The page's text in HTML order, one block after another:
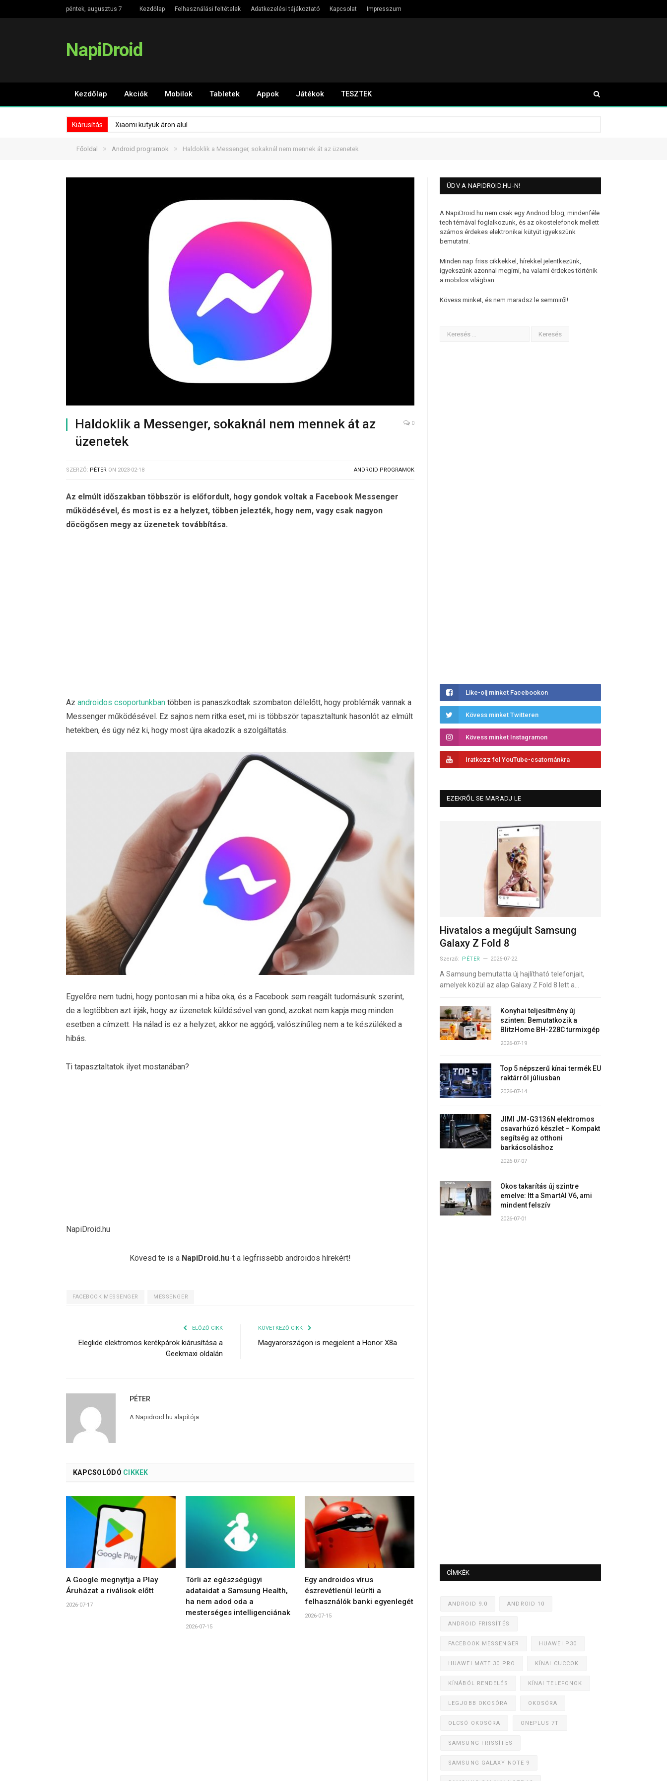
péntek, augusztus 7 Kezdőlap Felhasználási feltételek Adatkezelési tájékoztató Kapcsolat Impresszum
NapiDroid
Kezdőlap Akciók Mobilok Tabletek Appok Játékok TESZTEK
Kiárusítás Xiaomi kütyük áron alul
Főoldal » Android programok » Haldoklik a Messenger, sokaknál nem mennek át az üzenetek
Haldoklik a Messenger, sokaknál nem mennek át az
üzenetek
0
SZERZŐ: PÉTER ON 2023-02-18 ANDROID PROGRAMOK
Az elmúlt időszakban többször is előfordult, hogy gondok voltak a Facebook Messenger
működésével, és most is ez a helyzet, többen jelezték, hogy nem, vagy csak nagyon
döcögősen megy az üzenetek továbbítása.
Az androidos csoportunkban többen is panaszkodtak szombaton délelőtt, hogy problémák vannak a
Messenger működésével. Ez sajnos nem ritka eset, mi is többször tapasztaltunk hasonlót az elmúlt
hetekben, és úgy néz ki, hogy most újra akadozik a szolgáltatás.
Egyelőre nem tudni, hogy pontosan mi a hiba oka, és a Facebook sem reagált tudomásunk szerint,
de a legtöbben azt írják, hogy az üzenetek küldésével van gond, azokat nem kapja meg minden
esetben a címzett. Ha nálad is ez a helyzet, akkor ne aggódj, valószínűleg nem a te készüléked a
hibás.
Ti tapasztaltatok ilyet mostanában?
NapiDroid.hu
Kövesd te is a NapiDroid.hu-t a legfrissebb androidos hírekért!
FACEBOOK MESSENGER MESSENGER
ELŐZŐ CIKK
Eleglide elektromos kerékpárok kiárusítása a
Geekmaxi oldalán
KÖVETKEZŐ CIKK
Magyarországon is megjelent a Honor X8a
PÉTER
A Napidroid.hu alapítója.
KAPCSOLÓDÓ CIKKEK
A Google megnyitja a Play
Áruházat a riválisok előtt
2026-07-17
Törli az egészségügyi
adataidat a Samsung Health,
ha nem adod oda a
mesterséges intelligenciának
2026-07-15
Egy androidos vírus
észrevétlenül leüríti a
felhasználók banki egyenlegét
2026-07-15
ÜDV A NAPIDROID.HU-N!
A NapiDroid.hu nem csak egy Andriod blog, mindenféle
tech témával foglalkozunk, és az okostelefonok mellett
számos érdekes elektronikai kütyüt igyekszünk
bemutatni.
Minden nap friss cikkekkel, hírekkel jelentkezünk,
igyekszünk azonnal megírni, ha valami érdekes történik
a mobilos világban.
Kövess minket, és nem maradsz le semmiről!
Like-olj minket Facebookon
Kövess minket Twitteren
Kövess minket Instagramon
Iratkozz fel YouTube-csatornánkra
EZEKRŐL SE MARADJ LE
Hivatalos a megújult Samsung
Galaxy Z Fold 8
Szerző: PÉTER 2026-07-22
A Samsung bemutatta új hajlítható telefonjait,
amelyek közül az alap Galaxy Z Fold 8 lett a…
Konyhai teljesítmény új
szinten: Bemutatkozik a
BlitzHome BH-228C turmixgép
2026-07-19
Top 5 népszerű kínai termék EU
raktárról júliusban
2026-07-14
JIMI JM-G3136N elektromos
csavarhúzó készlet – Kompakt
segítség az otthoni
barkácsoláshoz
2026-07-07
Okos takarítás új szintre
emelve: Itt a SmartAI V6, ami
mindent felszív
2026-07-01
CÍMKÉK
ANDROID 9.0 ANDROID 10
ANDROID FRISSÍTÉS
FACEBOOK MESSENGER HUAWEI P30
HUAWEI MATE 30 PRO KÍNAI CUCCOK
KÍNÁBÓL RENDELÉS KÍNAI TELEFONOK
LEGJOBB OKOSÓRA OKOSÓRA
OLCSÓ OKOSÓRA ONEPLUS 7T
SAMSUNG FRISSÍTÉS
SAMSUNG GALAXY NOTE 9